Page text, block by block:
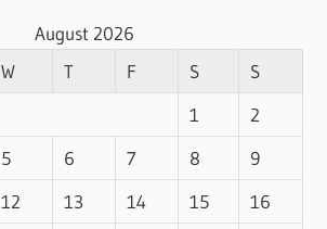
August 2026
W T F S
S
1
2
5 6 7 8
9
12 13 14 15
16